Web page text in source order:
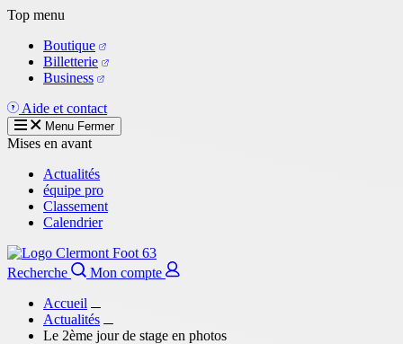
Aller
contenu
principal
Top menu
Boutique
Billetterie
Business
Aide et contact
Menu Fermer
Mises en avant
Actualités
équipe pro
Classement
Calendrier
Recherche
Mon compte
Accueil
Actualités
Le 2ème jour de stage en photos